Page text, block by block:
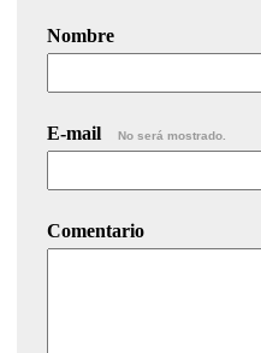
Nombre
E-mail No será mostrado.
Comentario